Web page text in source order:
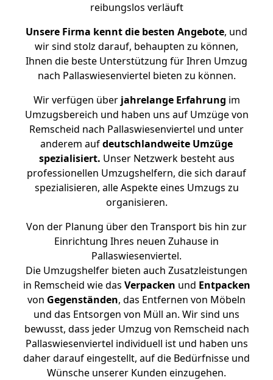
reibungslos verläuft
Unsere Firma kennt die besten Angebote, und
wir sind stolz darauf, behaupten zu können,
Ihnen die beste Unterstützung für Ihren Umzug
nach Pallaswiesenviertel bieten zu können.
Wir verfügen überjahrelange Erfahrung im
Umzugsbereich und haben uns auf Umzüge von
Remscheid nach Pallaswiesenviertel und unter
anderem aufdeutschlandweite Umzüge
spezialisiert. Unser Netzwerk besteht aus
professionellen Umzugshelfern, die sich darauf
spezialisieren, alle Aspekte eines Umzugs zu
organisieren.
Von der Planung über den Transport bis hin zur
Einrichtung Ihres neuen Zuhause in
Pallaswiesenviertel.
Die Umzugshelfer bieten auch Zusatzleistungen
in Remscheid wie das Verpacken und Entpacken
von Gegenständen, das Entfernen von Möbeln
und das Entsorgen von Müll an. Wir sind uns
bewusst, dass jeder Umzug von Remscheid nach
Pallaswiesenviertel individuell ist und haben uns
daher darauf eingestellt, auf die Bedürfnisse und
Wünsche unserer Kunden einzugehen.